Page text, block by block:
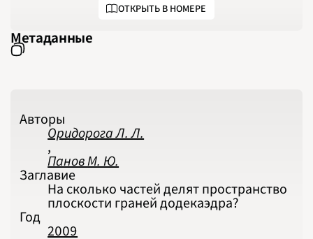
2022
ОТКРЫТЬ В НОМЕРЕ
Метаданные
Авторы
Оридорога Л. Л.
,
Панов М. Ю.
Заглавие
На сколько частей делят пространство
плоскости граней додекаэдра?
Год
2009